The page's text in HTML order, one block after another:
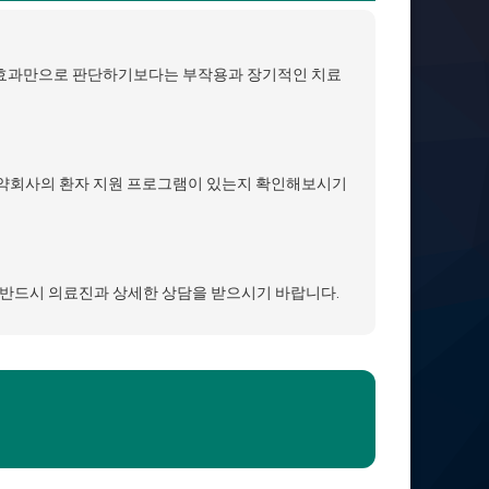
만으로 판단하기보다는 부작용과 장기적인 치료
사의 환자 지원 프로그램이 있는지 확인해보시기
드시 의료진과 상세한 상담을 받으시기 바랍니다.